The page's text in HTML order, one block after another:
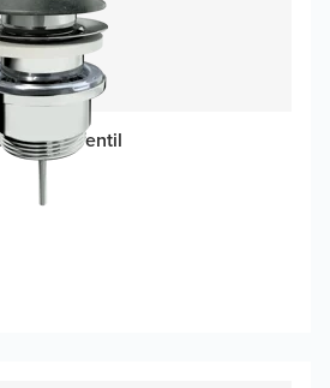
Ablaufventil